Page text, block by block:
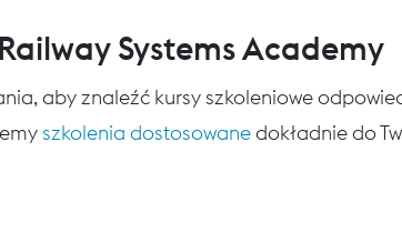
Railway Systems Academy
aby znaleźć kursy szkoleniowe
szkolenia dostosowanedokładnie do